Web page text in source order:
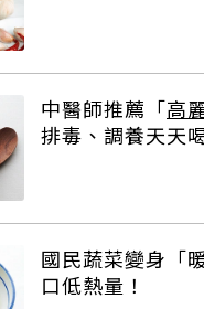
中醫師推薦「高
排毒、調養天天
國民蔬菜變身「
口低熱量！